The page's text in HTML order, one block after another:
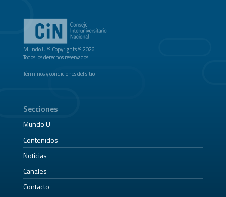
Mundo U ® Copyrights © 2026
Todos los derechos reservados.
Términos y condiciones del sitio
Secciones
Mundo U
Contenidos
Noticias
Canales
Contacto